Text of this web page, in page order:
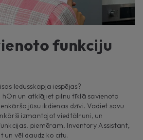
funkciju
ledusskapja iespējas?
hOn un atklājiet pilnu tīklā savienoto
jūsu ikdienas dzīvi. Vadiet savu
izmantojot viedtālruni, un
piemēram, Inventory Assistant,
un vēl daudz ko citu.